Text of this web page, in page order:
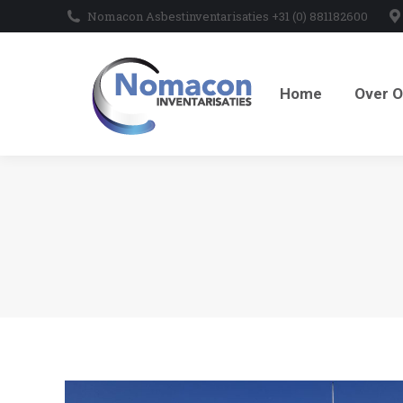
Nomacon Asbestinventarisaties +31 (0) 881182600
Home Over